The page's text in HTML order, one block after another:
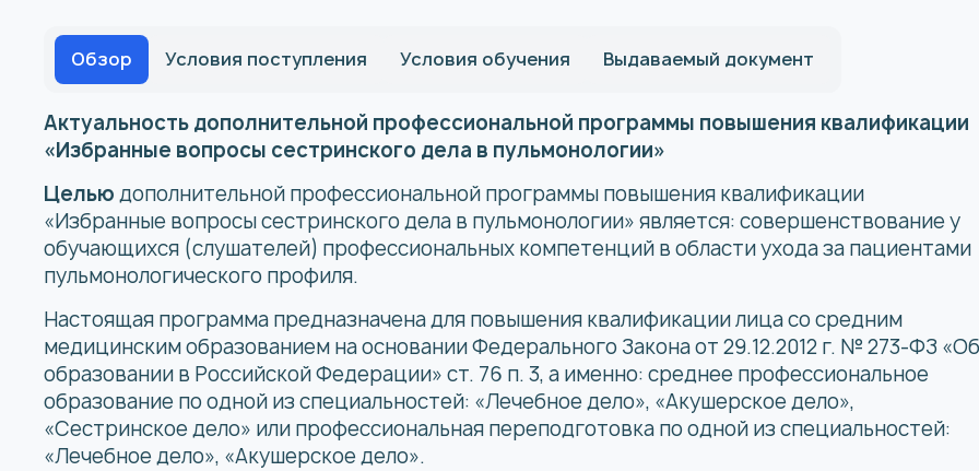
Обзор Условия поступления Условия обучения Выдаваемый документ
Актуальность дополнительной профессиональной программы повышения квалификации
«Избранные вопросы сестринского дела в пульмонологии»
Целью дополнительной профессиональной программы повышения квалификации
«Избранные вопросы сестринского дела в пульмонологии» является: совершенствование у
обучающихся (слушателей) профессиональных компетенций в области ухода за пациентами
пульмонологического профиля.
Настоящая программа предназначена для повышения квалификации лица со средним
медицинским образованием на основании Федерального Закона от 29.12.2012 г. № 273-ФЗ «Об
образовании в Российской Федерации» ст. 76 п. 3, а именно: среднее профессиональное
образование по одной из специальностей: «Лечебное дело», «Акушерское дело»,
«Сестринское дело» или профессиональная переподготовка по одной из специальностей:
«Лечебное дело», «Акушерское дело».